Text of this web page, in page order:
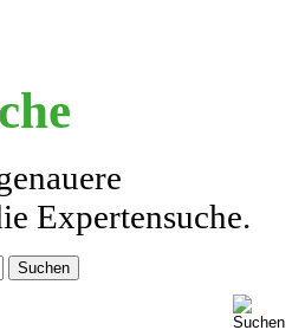
Expertensuche.